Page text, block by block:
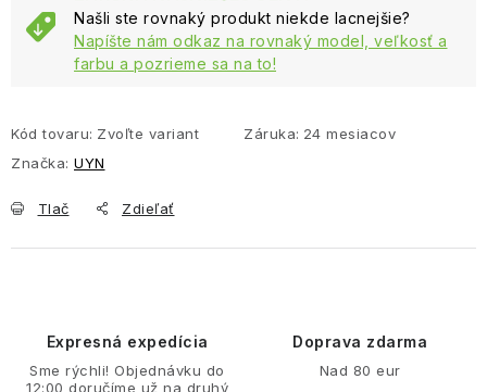
Našli ste rovnaký produkt niekde lacnejšie?
Napíšte nám odkaz na rovnaký model, veľkosť a
farbu a pozrieme sa na to!
Kód tovaru: Zvoľte variant Záruka: 24 mesiacov
Značka: UYN
Tlač Zdieľať
Expresná expedícia
Sme rýchli! Objednávku do
12:00 doručíme už na druhý
Doprava zdarma
Nad 80 eur